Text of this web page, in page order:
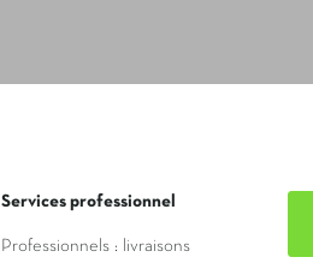
Services professionnel
Professionnels : livraisons